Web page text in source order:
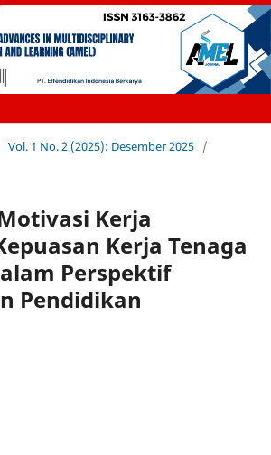
Vol. 1 No. 2 (2025): Desember 2025 /
Kerja
Kerja Tenaga
Perspektif
Pendidikan